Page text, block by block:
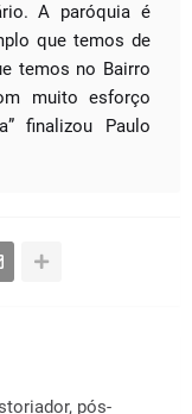
A paróquia é
que temos de
temos no Bairro
muito esforço
finalizou Paulo
pós-